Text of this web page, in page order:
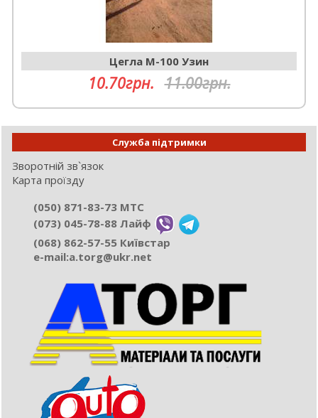
Цегла М-100 Узин
10.70грн. 11.00грн.
Служба підтримки
Зворотній зв`язок
Карта проїзду
(050) 871-83-73 МТС
(073) 045-78-88 Лайф
(068) 862-57-55 Київстар
e-mail:а.torg@ukr.net